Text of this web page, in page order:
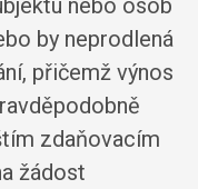
by neprodlená
přičemž výnos
zdaňovacím
žádost